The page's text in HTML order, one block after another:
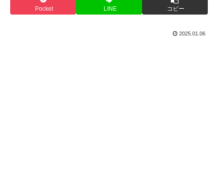
Pocket LINE コピー
2025.01.06